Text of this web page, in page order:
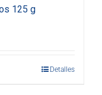
125 g
Detalles